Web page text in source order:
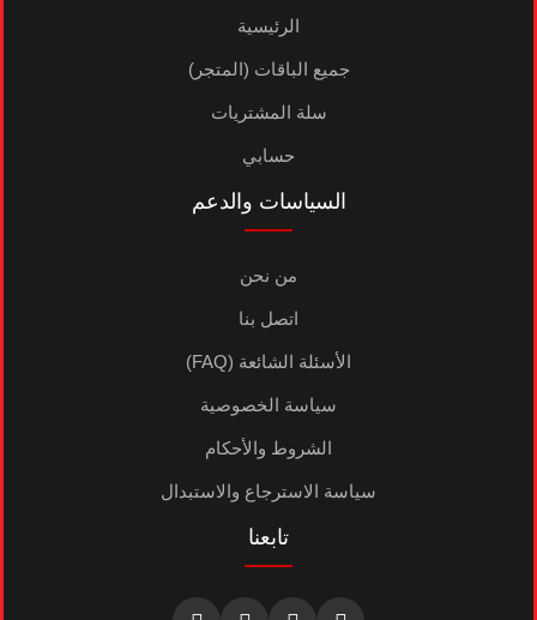
الرئيسية
جميع الباقات (المتجر)
سلة المشتريات
حسابي
السياسات والدعم
من نحن
اتصل بنا
الأسئلة الشائعة (FAQ)
سياسة الخصوصية
الشروط والأحكام
سياسة الاسترجاع والاستبدال
تابعنا